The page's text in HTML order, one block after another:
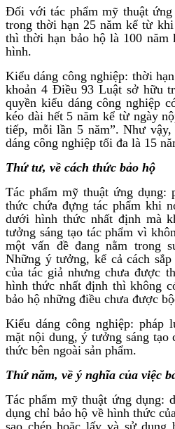
Đối với tác phẩm mỹ thuật
trong thời hạn 25 năm kể từ
thì thời hạn bảo hộ là 100 năm
hình.
Kiểu dáng công nghiệp: thời
khoản 4 Điều 93 Luật sở hữu
quyền kiểu dáng công nghiệp
kéo dài hết 5 năm kể từ ngày
tiếp, mỗi lần 5 năm”. Như
dáng công nghiệp tối đa là 15
Thứ tư, về cách thức bảo hộ
Tác phẩm mỹ thuật ứng dụng:
thức chứa đựng tác phẩm khi
dưới hình thức nhất định mà
tưởng sáng tạo tác phẩm vì
một vấn đề đang nằm trong
Những ý tưởng, kể cả cách
của tác giả nhưng chưa được
hình thức nhất định thì không
bảo hộ những điều chưa được
Kiểu dáng công nghiệp: pháp
mặt nội dung, ý tưởng sáng tạo
thức bên ngoài sản phẩm.
Thứ năm, về ý nghĩa của việc
Tác phẩm mỹ thuật ứng dụng:
dụng chỉ bảo hộ về hình thức
sao chép hoặc lấy và sử dụng